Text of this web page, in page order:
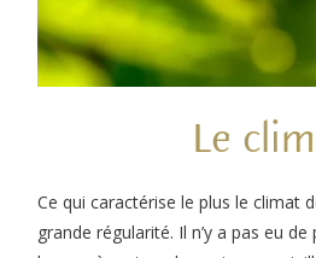
Le
Ce qui caractérise le plus le climat
grande régularité. Il n’y a pas eu